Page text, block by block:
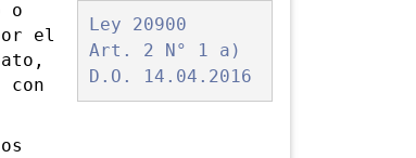
o
Ley 20900
Art. 2 N° 1 a)
D.O. 14.04.2016
el